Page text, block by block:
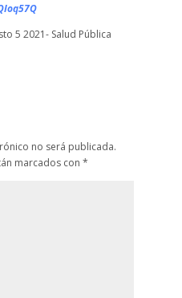
no será publicada.
marcados con *